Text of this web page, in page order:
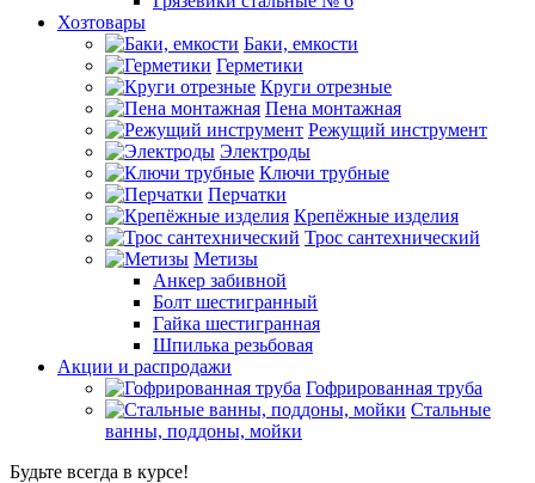
Хозтовары
Баки, емкости
Герметики
Круги отрезные
Пена монтажная
Режущий инструмент
Электроды
Ключи трубные
Перчатки
Крепёжные изделия
Трос сантехнический
Метизы
Анкер забивной
Болт шестигранный
Гайка шестигранная
Шпилька резьбовая
Акции и распродажи
Гофрированная труба
Стальные
ванны, поддоны, мойки
Будьте всегда в курсе!